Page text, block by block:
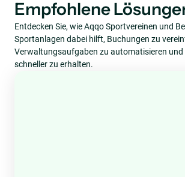
Empfohlene
Entdecken Sie, wie Aqqo Sportvereinen und
Sportanlagen dabei hilft, Buchungen zu
Verwaltungsaufgaben zu automatisieren und
schneller zu erhalten.